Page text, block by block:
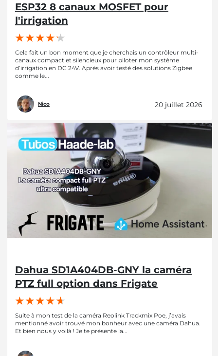
ESP32 8 canaux MOSFET pour
l'irrigation
Cela fait un bon moment que je cherchais un contrôleur multi-
canaux compact et silencieux pour piloter mon système
d’irrigation en DC 24V. Après avoir testé des solutions Zigbee
comme le...
Nico 20 juillet 2026
Dahua SD1A404DB-GNY la caméra
PTZ full option dans Frigate
Suite à mon test de la caméra Reolink Trackmix Poe, j’avais
mentionné avoir trouvé mon bonheur avec une caméra Dahua.
Et bien nous y voilà ! Je te présente la...